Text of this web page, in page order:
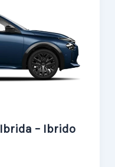
– Ibrido